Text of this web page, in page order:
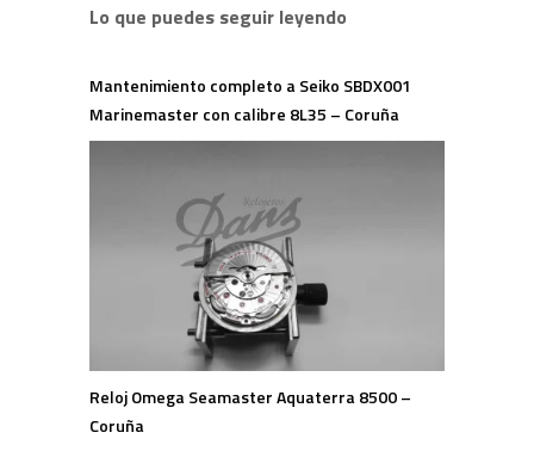
Lo que puedes seguir leyendo
Mantenimiento completo a Seiko SBDX001
Marinemaster con calibre 8L35 – Coruña
Reloj Omega Seamaster Aquaterra 8500 –
Coruña